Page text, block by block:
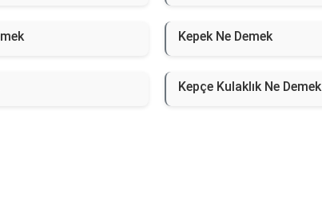
Kepek Ne Demek
Kepçe Kulaklık Ne Demek